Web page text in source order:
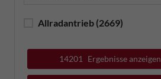
Allradantrieb (2669)
14201 Ergebnisse anzeigen